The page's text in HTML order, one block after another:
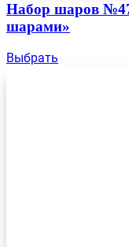
Набор шаров
шарами»
Выбрать